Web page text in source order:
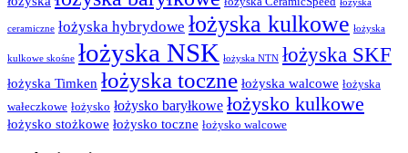
łożyska
ceramiczne łożyska hybrydowe łożyska kulkowe łożyska
kulkowe skośne łożyska NSK łożyska NTN łożyska SKF
łożyska Timken łożyska toczne łożyska walcowe łożyska
wałeczkowe łożysko łożysko baryłkowe łożysko kulkowe
łożysko stożkowe łożysko toczne łożysko walcowe